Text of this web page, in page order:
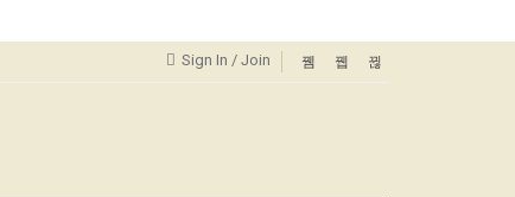
Sign In / Join